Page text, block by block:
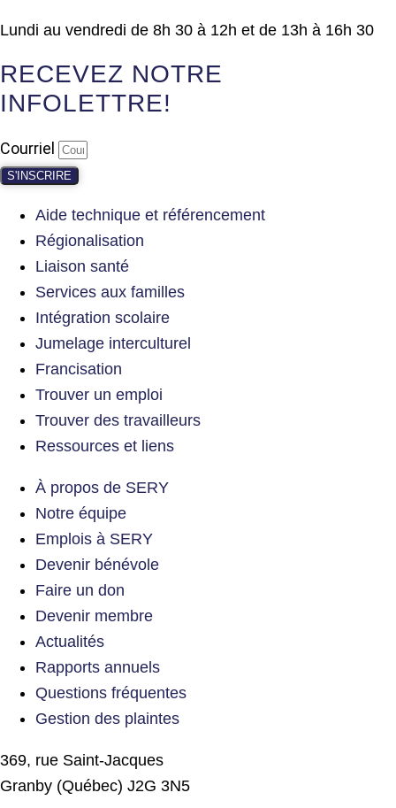
Lundi au vendredi de 8h 30 à 12h et de 13h à 16h 30
RECEVEZ NOTRE
INFOLETTRE!
Courriel
S'INSCRIRE
Aide technique et référencement
Régionalisation
Liaison santé
Services aux familles
Intégration scolaire
Jumelage interculturel
Francisation
Trouver un emploi
Trouver des travailleurs
Ressources et liens
À propos de SERY
Notre équipe
Emplois à SERY
Devenir bénévole
Faire un don
Devenir membre
Actualités
Rapports annuels
Questions fréquentes
Gestion des plaintes
369, rue Saint-Jacques
Granby (Québec) J2G 3N5